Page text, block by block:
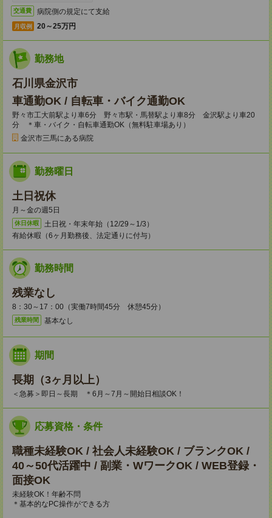
交通費 病院側の規定にて支給
月収例 20～25万円
勤務地
石川県金沢市
車通勤OK / 自転車・バイク通勤OK
野々市工大前駅より車6分 野々市駅・馬替駅より車8分 金沢駅より車20
分 ＊車・バイク・自転車通勤OK（無料駐車場あり）
金沢市三馬にある病院
勤務曜日
土日祝休
月～金の週5日
休日休暇
土日祝・年末年始（12/29～1/3）
有給休暇（6ヶ月勤務後、法定通りに付与）
勤務時間
残業なし
8：30～17：00（実働7時間45分 休憩45分）
残業時間 基本なし
期間
長期（3ヶ月以上）
＜急募＞即日～長期 ＊6月～7月～開始日相談OK！
応募資格・条件
職種未経験OK / 社会人未経験OK / ブランクOK /
40～50代活躍中 / 副業・WワークOK / WEB登録・
面接OK
未経験OK！年齢不問
＊基本的なPC操作ができる方